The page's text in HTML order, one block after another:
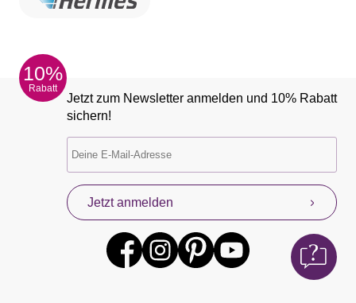
10%
Rabatt
Jetzt zum Newsletter anmelden und 10% Rabatt
sichern!
Jetzt anmelden